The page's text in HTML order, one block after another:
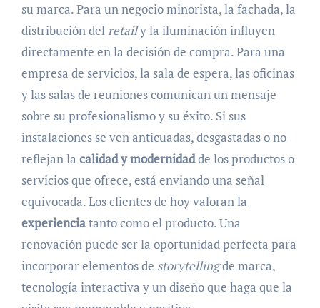
su marca. Para un negocio minorista, la fachada, la
distribución delretaily la iluminación influyen
directamente en la decisión de compra. Para una
empresa de servicios, la sala de espera, las oficinas
y las salas de reuniones comunican un mensaje
sobre su profesionalismo y su éxito. Si sus
instalaciones se ven anticuadas, desgastadas o no
reflejan la calidad y modernidadde los productos o
servicios que ofrece, está enviando una señal
equivocada. Los clientes de hoy valoran la
experienciatanto como el producto. Una
renovación puede ser la oportunidad perfecta para
incorporar elementos de storytellingde marca,
tecnología interactiva y un diseño que haga que la